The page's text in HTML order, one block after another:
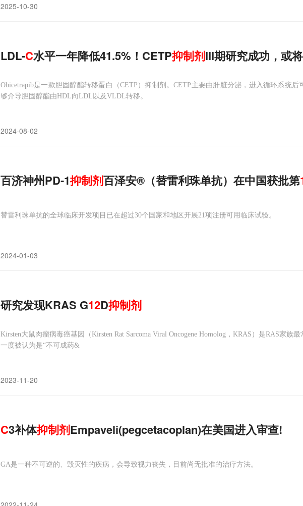
2025-10-30
LDL-C水平一年降低41.5%！CETP抑制剂III期研究成功，或
Obicetrapib是一款胆固醇酯转移蛋白（CETP）抑制剂。CETP主要由肝脏分泌，进入循环系统
够介导胆固醇酯由HDL向LDL以及VLDL转移。
2024-08-02
百济神州PD-1抑制剂百泽安®（替雷利珠单抗）在中国获批第
替雷利珠单抗的全球临床开发项目已在超过30个国家和地区开展21项注册可用临床试验。
2024-01-03
研究发现KRAS G12D抑制剂
Kirsten大鼠肉瘤病毒癌基因（Kirsten Rat Sarcoma Viral Oncogene Homolog，KRAS）是RAS家族
一度被认为是“不可成药&
2023-11-20
C3补体抑制剂Empaveli(pegcetacoplan)在美国进入审查!
GA是一种不可逆的、毁灭性的疾病，会导致视力丧失，目前尚无批准的治疗方法。